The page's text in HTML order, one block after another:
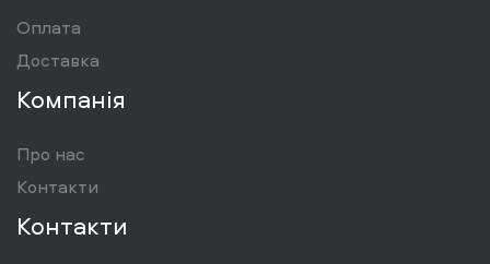
Оплата
Доставка
Компанія
Про нас
Контакти
Контакти